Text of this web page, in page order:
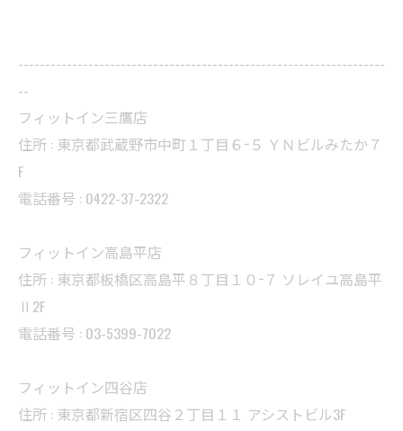
--------------------------------------------------------------------
--
フィットイン三鷹店
住所 : 東京都武蔵野市中町１丁目６−５ ＹＮビルみたか７
F
電話番号 : 0422-37-2322
フィットイン高島平店
住所 : 東京都板橋区高島平８丁目１０−７ ソレイユ高島平
Ⅱ2F
電話番号 : 03-5399-7022
フィットイン四谷店
住所 : 東京都新宿区四谷２丁目１１ アシストビル3F